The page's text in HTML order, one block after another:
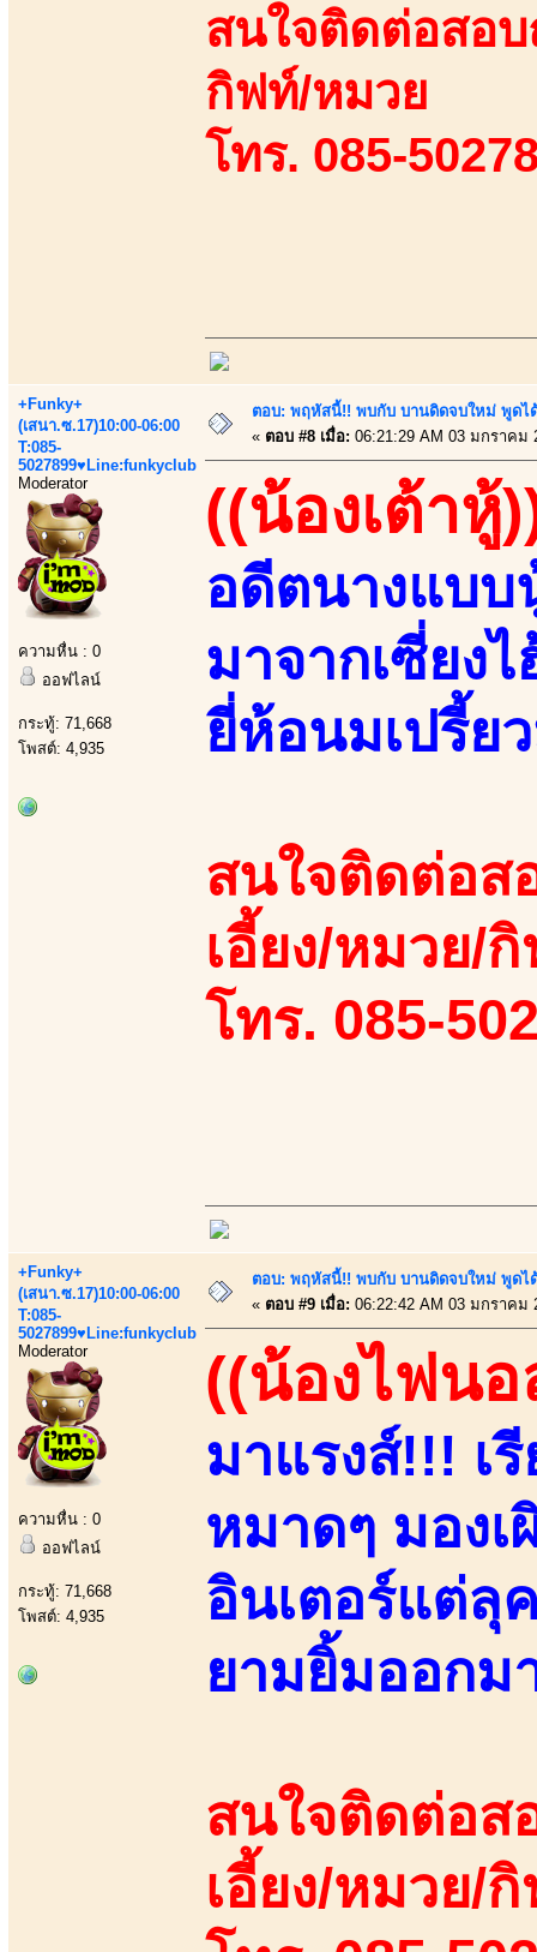
สนใจติดต่อสอบ
กิฟท์/หมวย
โทร. 085-
+Funky+
(เสนา.ซ.17)10:00-06:00
T:085-
5027899♥Line:funkyclub
Moderator
ความหื่น : 0
ออฟไลน์
กระทู้: 71,668
โพสต์: 4,935
ตอบ: พฤหัสนี้!! พบกับ บานดิดจบใหม่ พูด
« ตอบ #8 เมื่อ: 06:21:29 AM 03 มกราคม
((น้องเต้าหู้
อดีตนางแบบ
มาจากเซี่ยง
ยี่ห้อนมเปรี้ย
สนใจติดต่อส
เอี้ยง/หมวย/
โทร. 085-
+Funky+
(เสนา.ซ.17)10:00-06:00
T:085-
5027899♥Line:funkyclub
Moderator
ความหื่น : 0
ออฟไลน์
กระทู้: 71,668
โพสต์: 4,935
ตอบ: พฤหัสนี้!! พบกับ บานดิดจบใหม่ พูด
« ตอบ #9 เมื่อ: 06:22:42 AM 03 มกราคม
((น้องไฟนอ
มาแรงส์!!! เ
หมาดๆ มอง
อินเตอร์แต่ลุ
ยามยิ้มออก
สนใจติดต่อส
เอี้ยง/หมวย/